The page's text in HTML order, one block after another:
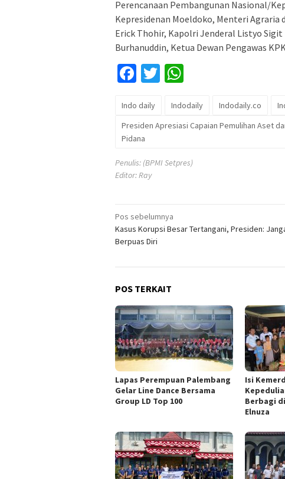
Perencanaan Pembangunan Nasional/
Kepresidenan Moeldoko, Menteri Agraria
Erick Thohir, Kapolri Jenderal Listyo
Burhanuddin, Ketua Dewan Pengawas
Facebook
Twitter
Indo daily Indodaily Indodaily.co
Presiden Apresiasi Capaian Pemulihan Aset
Pidana
Penulis: (BPMI Setpres)
Editor: Ray
Navigasi
pos
Pos sebelumnya
Kasus Korupsi Besar Tertangani, Presiden:
Berpuas Diri
POS TERKAIT
Lapas Perempuan Palembang
Gelar Line Dance Bersama
Group LD Top 100
Isi
Berbagi
Elnuza